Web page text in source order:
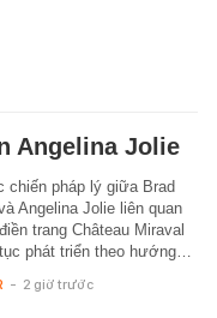
Angelina Jolie
chiến pháp lý giữa Brad
Angelina Jolie liên quan
trang Château Miraval
phát triển theo hướng…
- 2 giờ trước